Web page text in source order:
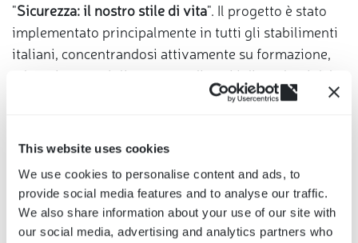
(opens
window)
This website uses cookies
We use cookies to personalise content and ads, to
provide social media features and to analyse our traffic.
We also share information about your use of our site with
our social media, advertising and analytics partners who
"Sicurezza: il nostro stile di vita". Il progetto è stato
implementato principalmente in tutti gli stabilimenti
italiani, concentrandosi attivamente su formazione,
educazione e miglioramento di tutti i dipendenti del
soluzioni per rendere i nostri posti di lavoro e
processi più sicuri.